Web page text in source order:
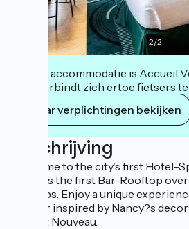
2/2
Deze accommodatie is Accueil
en verbindt zich ertoe fietsers
Haar verplichtingen bekijken
Beschrijving
Welcome to the city's first Hotel-
features the first Bar-Rooftop
rooftops. Enjoy a unique
interior inspired by Nancy?s
and Art Nouveau.